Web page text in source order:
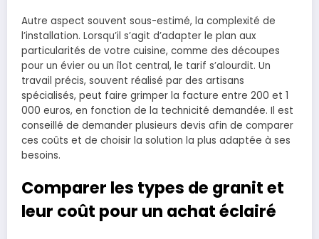
Autre aspect souvent sous-estimé, la complexité de
l’installation. Lorsqu’il s’agit d’adapter le plan aux
particularités de votre cuisine, comme des découpes
pour un évier ou un îlot central, le tarif s’alourdit. Un
travail précis, souvent réalisé par des artisans
spécialisés, peut faire grimper la facture entre 200 et 1
000 euros, en fonction de la technicité demandée. Il est
conseillé de demander plusieurs devis afin de comparer
ces coûts et de choisir la solution la plus adaptée à ses
besoins.
Comparer les types de granit et
leur coût pour un achat éclairé